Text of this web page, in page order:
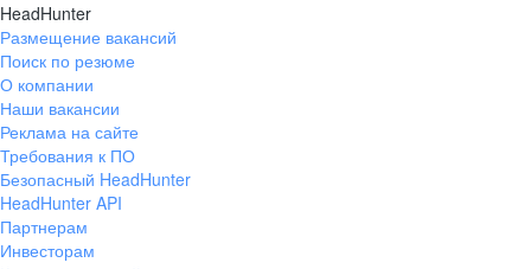
HeadHunter
Размещение вакансий
Поиск по резюме
О компании
Наши вакансии
Реклама на сайте
Требования к ПО
Безопасный HeadHunter
HeadHunter API
Партнерам
Инвесторам